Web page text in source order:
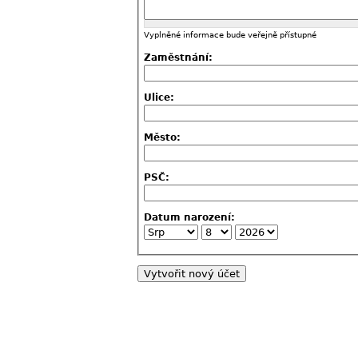
Vyplněné informace bude veřejně přístupné
Zaměstnání:
Ulice:
Město:
PSČ:
Datum narození: